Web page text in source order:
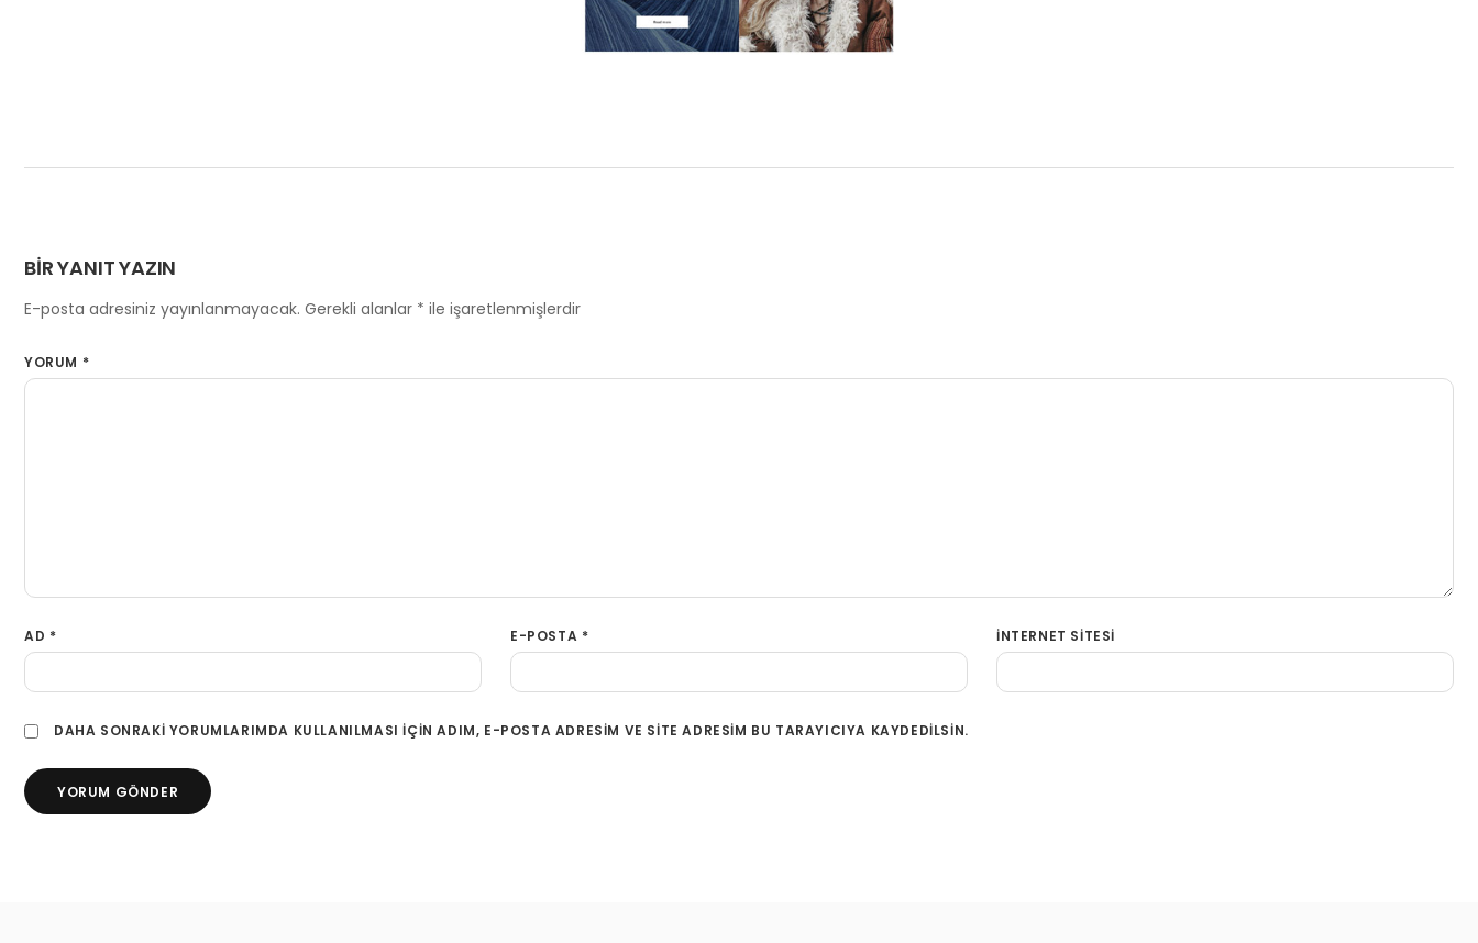
BIR YANIT YAZIN
E-posta adresiniz yayınlanmayacak. Gerekli alanlar * ile işaretlenmişlerdir
YORUM *
AD * E-POSTA * İNTERNET SITESI
DAHA SONRAKI YORUMLARIMDA KULLANILMASI IÇIN ADIM, E-POSTA ADRESIM VE SITE ADRESIM BU TARAYICIYA KAYDEDILSIN.